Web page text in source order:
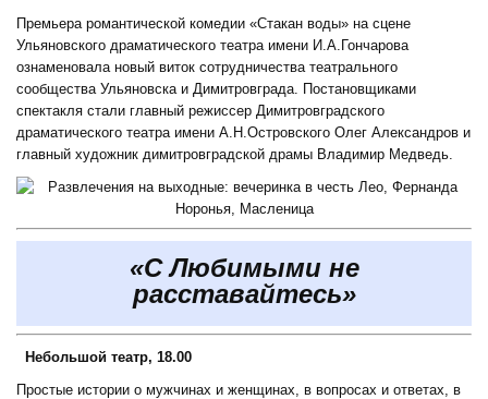
Премьера романтической комедии «Стакан воды» на сцене
Ульяновского драматического театра имени И.А.Гончарова
ознаменовала новый виток сотрудничества театрального
сообщества Ульяновска и Димитровграда. Постановщиками
спектакля стали главный режиссер Димитровградского
драматического театра имени А.Н.Островского Олег Александров и
главный художник димитровградской драмы Владимир Медведь.
«C Любимыми не
расставайтесь»
Небольшой театр, 18.00
Простые истории о мужчинах и женщинах, в вопросах и ответах, в